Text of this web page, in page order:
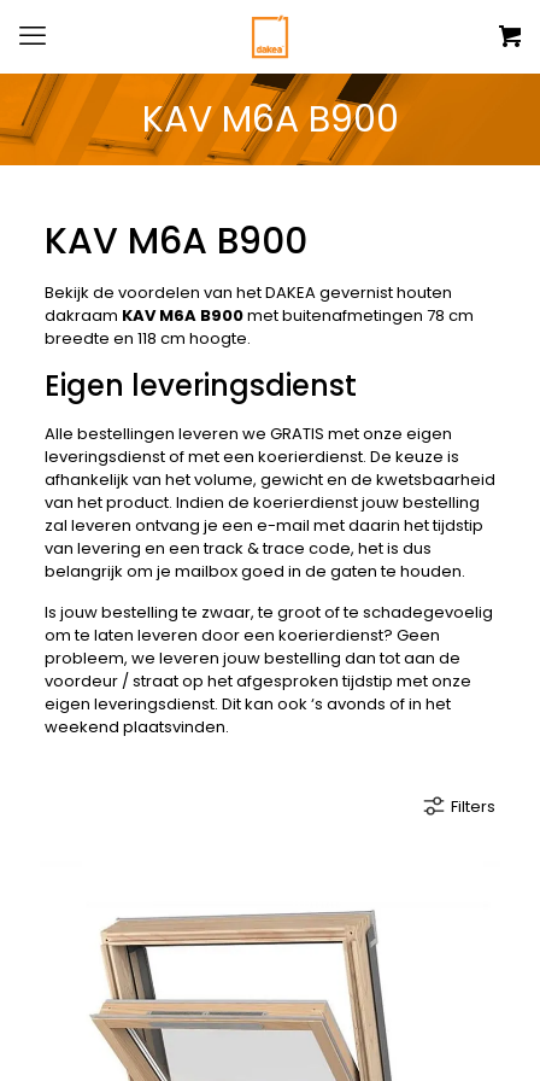
KAV M6A B900
KAV M6A B900
Bekijk de voordelen van het DAKEA gevernist houten
dakraam KAV M6A B900met buitenafmetingen 78 cm
breedte en 118 cm hoogte.
Eigen leveringsdienst
Alle bestellingen leveren we GRATIS met onze eigen
leveringsdienst of met een koerierdienst. De keuze is
afhankelijk van het volume, gewicht en de kwetsbaarheid
van het product. Indien de koerierdienst jouw bestelling
zal leveren ontvang je een e-mail met daarin het tijdstip
van levering en een track & trace code, het is dus
belangrijk om je mailbox goed in de gaten te houden.
Is jouw bestelling te zwaar, te groot of te schadegevoelig
om te laten leveren door een koerierdienst? Geen
probleem, we leveren jouw bestelling dan tot aan de
voordeur / straat op het afgesproken tijdstip met onze
eigen leveringsdienst. Dit kan ook ‘s avonds of in het
weekend plaatsvinden.
Filters